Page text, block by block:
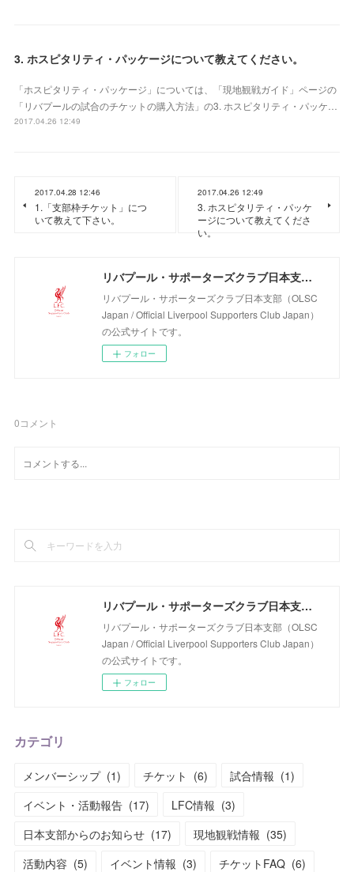
3. ホスピタリティ・パッケージについて教えてください。
「ホスピタリティ・パッケージ」については、「現地観戦ガイド」ページの
「リバプールの試合のチケットの購入方法」の3. ホスピタリティ・パッケ…
2017.04.26 12:49
2017.04.28 12:46
1.「支部枠チケット」につ
いて教えて下さい。
2017.04.26 12:49
3. ホスピタリティ・パッケ
ージについて教えてくださ
い。
リバプール・サポーターズクラブ日本支部（OLSC Japan / Official Liverpool Supporters Club Japan）
リバプール・サポーターズクラブ日本支部（OLSC
Japan / Official Liverpool Supporters Club Japan）
の公式サイトです。
フォロー
0コメント
リバプール・サポーターズクラブ日本支部（OLSC Japan / Official Liverpool Supporters Club Japan）
リバプール・サポーターズクラブ日本支部（OLSC
Japan / Official Liverpool Supporters Club Japan）
の公式サイトです。
フォロー
カテゴリ
メンバーシップ (1) チケット (6) 試合情報 (1)
イベント・活動報告 (17) LFC情報 (3)
日本支部からのお知らせ (17) 現地観戦情報 (35)
活動内容 (5) イベント情報 (3) チケットFAQ (6)